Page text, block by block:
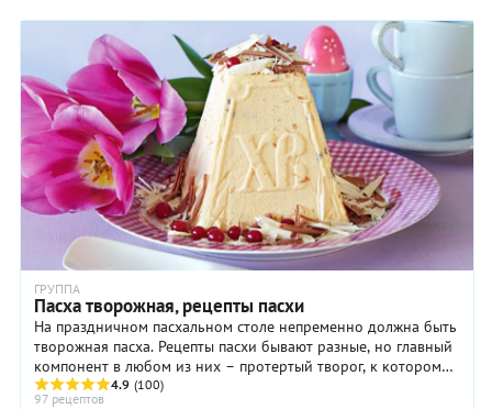
ГРУППА
Пасха творожная, рецепты пасхи
На праздничном пасхальном столе непременно должна быть
творожная пасха. Рецепты пасхи бывают разные, но главный
компонент в любом из них – протертый творог, к которому
добавляют сливочное масло, ...
4.9 (100)
97 рецептов